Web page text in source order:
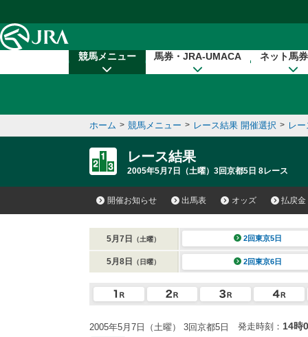
競馬メニュー 馬券・JRA-UMACA ネット馬
ホーム > 競馬メニュー > レース結果 開催選択 > レ
レース結果
2005年5月7日（土曜）3回京都5日 8レース
開催お知らせ 出馬表 オッズ 払戻金
5月7日 （土曜） 2回東京5日
5月8日 （日曜） 2回東京6日
2005年5月7日（土曜） 3回京都5日 発走時刻： 14時